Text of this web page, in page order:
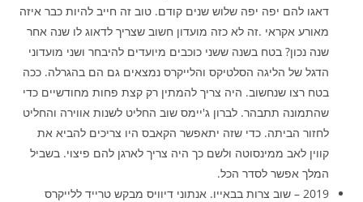
דאגו להם יפה יפה שלוש שנים קודם. טוב זה חייב להיות כבר איזה
מאורע אקראי .זה לא כזה מועדון חשוב שצריך לדאוג לו שנה אחר
שנה נכון? בטח בשנה ששני כוכבים מיועדים להיבחר ושני מועדוני
הדגל של הליגה הסלטיקס והלייקרס נמצאים גם הם בהגרלה. ככה
בטח רצו שנחשוב. היה צריך להמתין רק קצת פחות מחודשיים כדי
שהתמונה תתבהר. לברון ג'יימס שוב החליט לשנות אווירה והחליט
לחזור הביתה. כדי שזה יתאפשר הקאבס היו צריכים להביא את
קווין לאב ממינסוטה ולשם כך היה צריך לארגן להם פיצוי. בשביל
המלך אפשר לסדר הכל.
2019 – שוב צרות בבאייו. אנתוני דיוויס מבקש טרייד ללייקרס